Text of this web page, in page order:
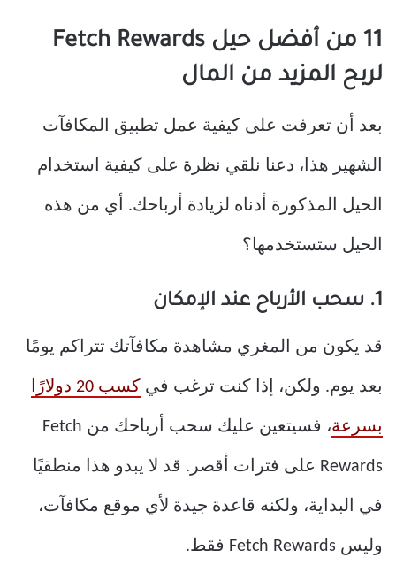
11 من أفضل حيل Fetch Rewards
لربح المزيد من المال
بعد أن تعرفت على كيفية عمل تطبيق المكافآت
الشهير هذا، دعنا نلقي نظرة على كيفية استخدام
الحيل المذكورة أدناه لزيادة أرباحك. أي من هذه
الحيل ستستخدمها؟
1. سحب الأرباح عند الإمكان
قد يكون من المغري مشاهدة مكافآتك تتراكم يومًا
بعد يوم. ولكن، إذا كنت ترغب في كسب 20 دولارًا
بسرعة ، فسيتعين عليك سحب أرباحك من Fetch
Rewards على فترات أقصر. قد لا يبدو هذا منطقيًا
في البداية، ولكنه قاعدة جيدة لأي موقع مكافآت،
وليس Fetch Rewards فقط.